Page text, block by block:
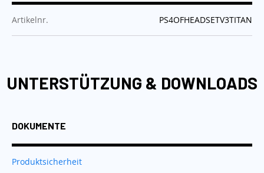
Artikelnr. :PS4OFHEADSETV3TITAN
UNTERSTÜTZUNG & DOWNLOADS
DOKUMENTE
Produktsicherheit